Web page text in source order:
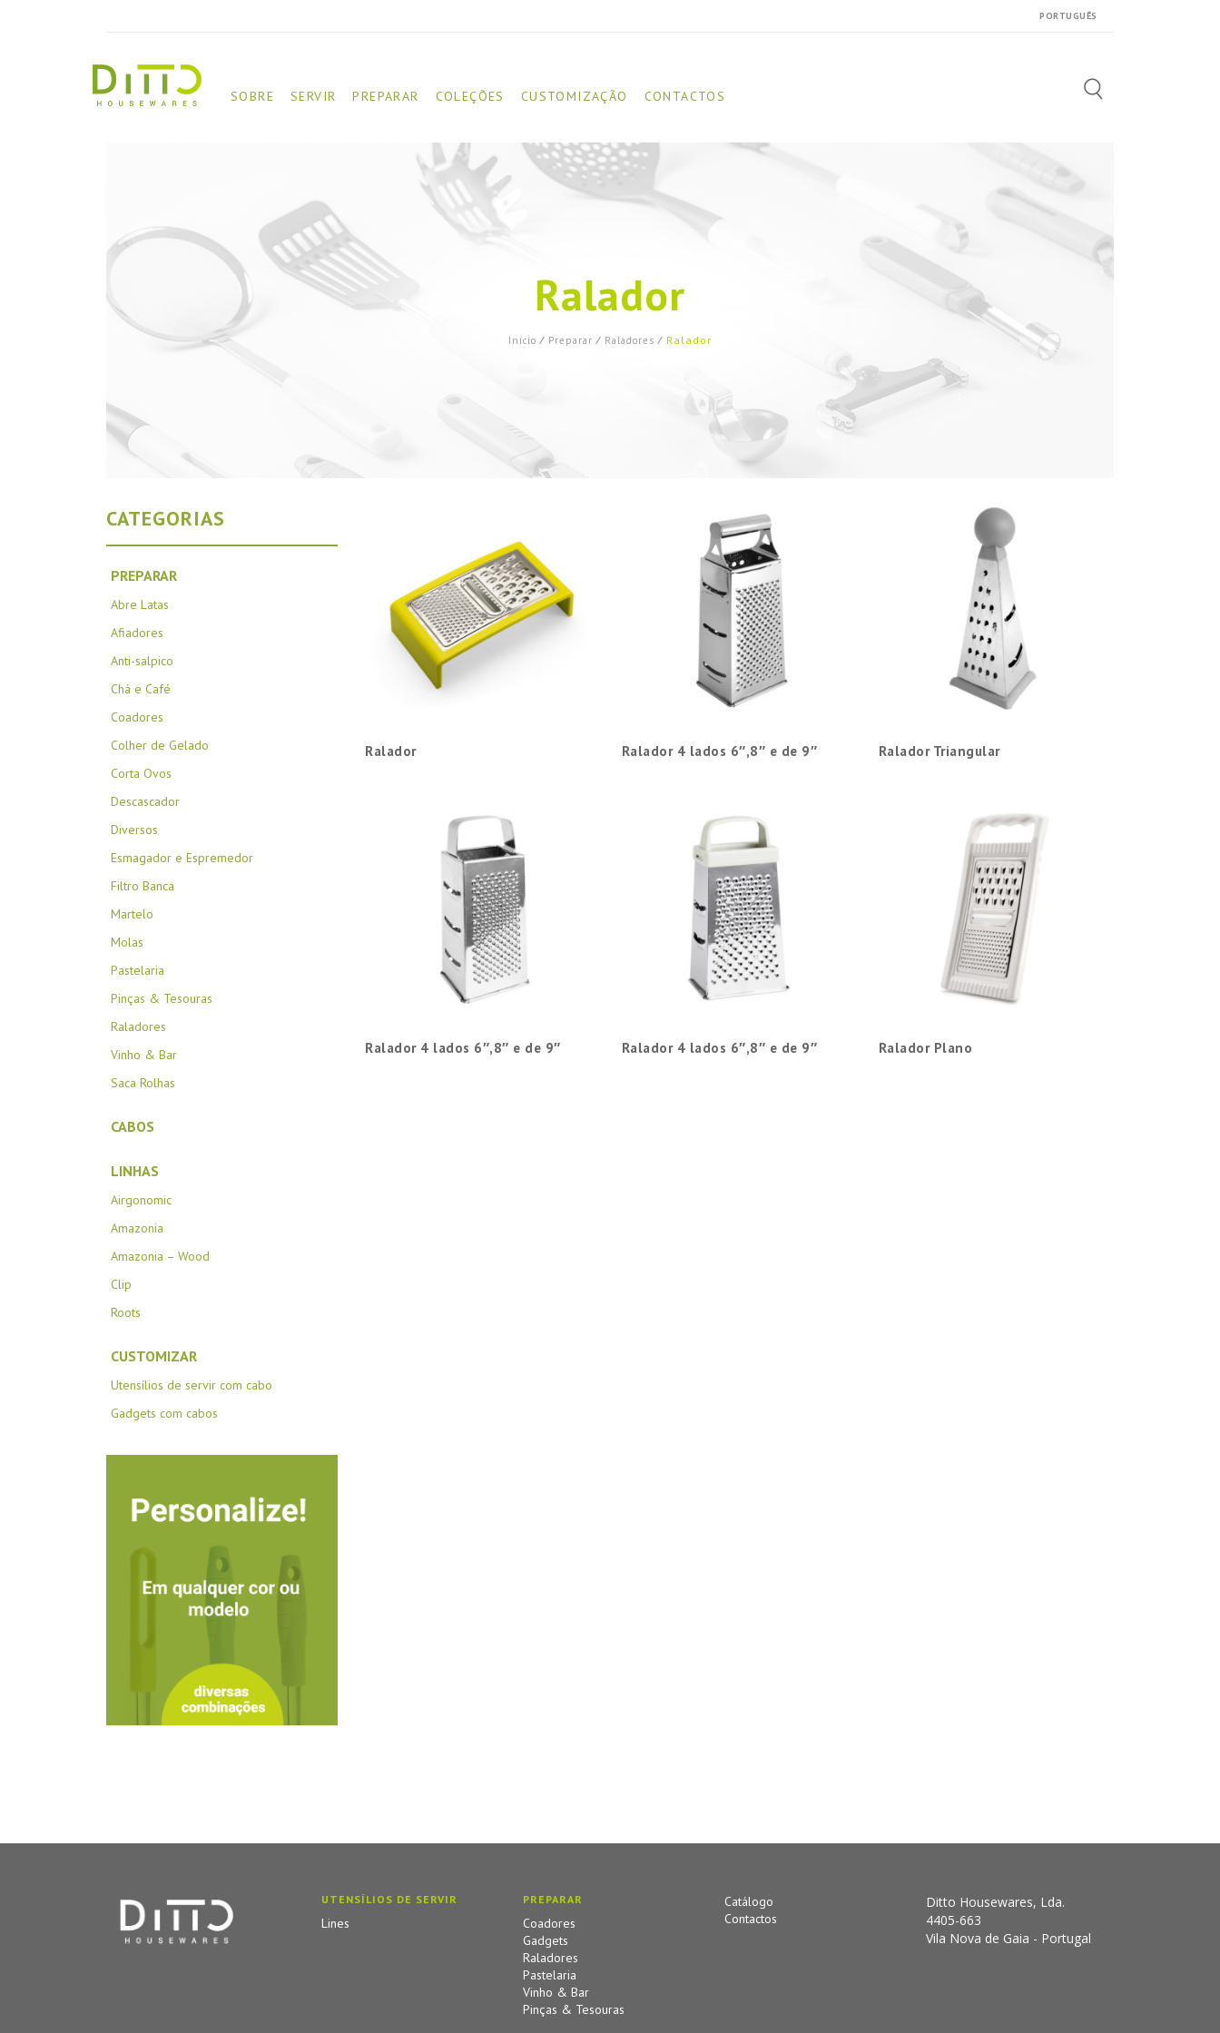
PORTUGUÊS
SOBRE SERVIR PREPARAR COLEÇÕES CUSTOMIZAÇÃO CONTACTOS
Search
Ralador
Início ⁄ Preparar ⁄ Raladores ⁄ Ralador
CATEGORIAS
PREPARAR
Abre Latas
Afiadores
Anti-salpico
Chá e Café
Coadores
Colher de Gelado
Corta Ovos
Descascador
Diversos
Esmagador e Espremedor
Filtro Banca
Martelo
Molas
Pastelaria
Pinças & Tesouras
Raladores
Vinho & Bar
Saca Rolhas
CABOS
LINHAS
Airgonomic
Amazonia
Amazonia – Wood
Clip
Roots
CUSTOMIZAR
Utensílios de servir com cabo
Gadgets com cabos
Ralador Ralador 4 lados 6″,8″ e de 9″ Ralador Triangular
Ralador 4 lados 6″,8″ e de 9″ Ralador 4 lados 6″,8″ e de 9″ Ralador Plano
UTENSÍLIOS DE SERVIR
Lines
PREPARAR
Coadores
Gadgets
Raladores
Pastelaria
Vinho & Bar
Pinças & Tesouras
Catálogo
Contactos
Ditto Housewares, Lda.
4405-663
Vila Nova de Gaia - Portugal